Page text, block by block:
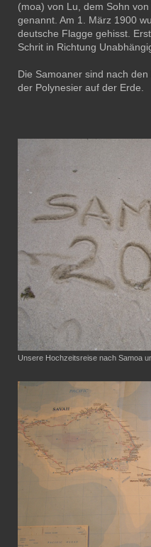
(moa) von Lu, dem Sohn
genannt. Am 1. März 1900
deutsche Flagge gehisst.
Schrit in Richtung
Die Samoaner sind nach
der Polynesier auf der Erde.
Unsere Hochzeitsreise nach Samoa